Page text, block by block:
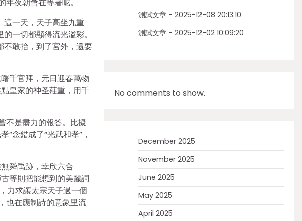
這一天，天子高坐九重
一切都顯得流光溢彩。
不敢抬，到了宮外，還要
千官拜，元日迎春萬物
皇家的神圣莊重，用千
不是盡力的報答。比擬
念錯成了“光武和孝”，
舜禹跡，幸欣六合
等則把能想到的美麗詞
力求讓太宗天子過一個
也在應制詩的意象里流
測試文章 – 2025-12-08 20:13:10
測試文章 – 2025-12-02 10:09:20
No comments to show.
December 2025
November 2025
June 2025
May 2025
April 2025